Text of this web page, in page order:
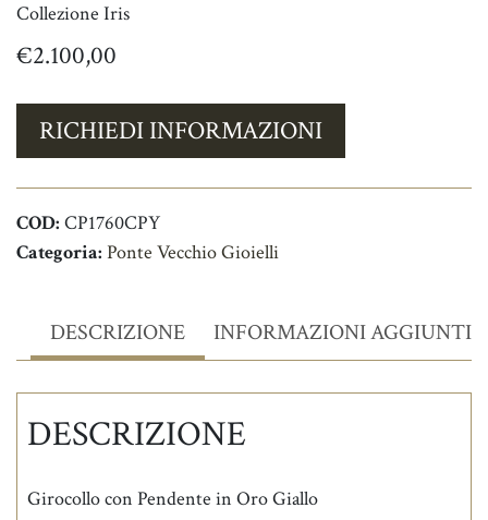
Collezione Iris
€2.100,00
RICHIEDI INFORMAZIONI
COD: CP1760CPY
Categoria: Ponte Vecchio Gioielli
DESCRIZIONE INFORMAZIONI
DESCRIZIONE
Girocollo con Pendente in Oro Giallo